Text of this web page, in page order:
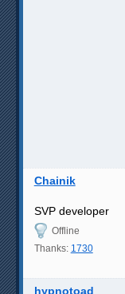
Chainik
SVP developer
Offline
Thanks: 1730
hypnotoad